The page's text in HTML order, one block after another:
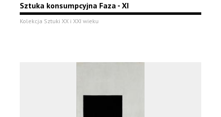
Sztuka konsumpcyjna Faza - XI
Kolekcja Sztuki XX i XXI wieku